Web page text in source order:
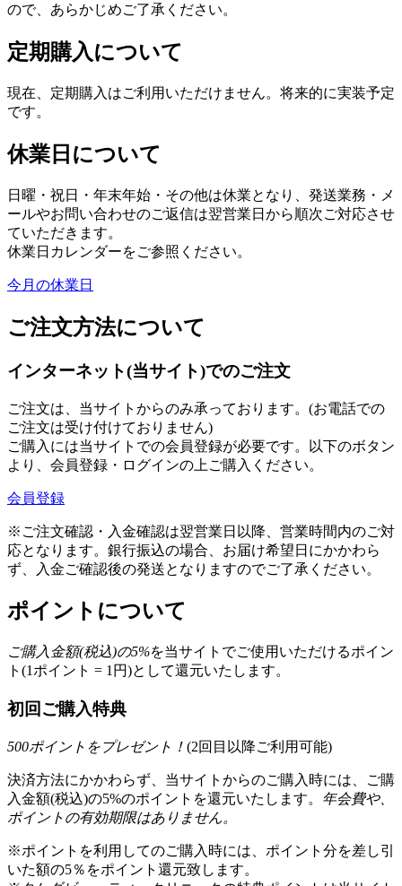
ので、あらかじめご了承ください。
定期購入について
現在、定期購入はご利用いただけません。将来的に実装予定
です。
休業日について
日曜・祝日・年末年始・その他は休業となり、発送業務・メ
ールやお問い合わせのご返信は翌営業日から順次ご対応させ
ていただきます。
休業日カレンダーをご参照ください。
今月の休業日
ご注文方法について
インターネット(当サイト)でのご注文
ご注文は、当サイトからのみ承っております。(お電話での
ご注文は受け付けておりません)
ご購入には当サイトでの会員登録が必要です。以下のボタン
より、会員登録・ログインの上ご購入ください。
会員登録
※ご注文確認・入金確認は翌営業日以降、営業時間内のご対
応となります。銀行振込の場合、お届け希望日にかかわら
ず、入金ご確認後の発送となりますのでご了承ください。
ポイントについて
ご購入金額(税込)の5%を当サイトでご使用いただけるポイン
ト(1ポイント = 1円)として還元いたします。
初回ご購入特典
500ポイントをプレゼント！ (2回目以降ご利用可能)
決済方法にかかわらず、当サイトからのご購入時には、ご購
入金額(税込)の5%のポイントを還元いたします。 年会費や、
ポイントの有効期限はありません。
※ポイントを利用してのご購入時には、ポイント分を差し引
いた額の5％をポイント還元致します。